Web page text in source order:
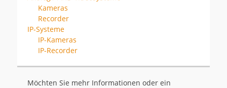
1/3"LED-Vandal. T/N-
1/3" 0,5MP-Farb-
Kameras
Recorder
IP-Systeme
IP-Kameras
IP-Recorder
Möchten Sie mehr Informationen oder ein